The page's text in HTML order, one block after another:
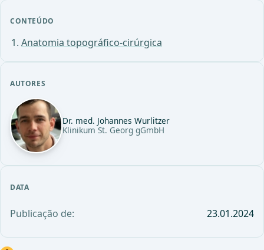
CONTEÚDO
Anatomia topográfico-cirúrgica
AUTORES
Dr. med. Johannes Wurlitzer
Klinikum St. Georg gGmbH
DATA
Publicação de: 23.01.2024